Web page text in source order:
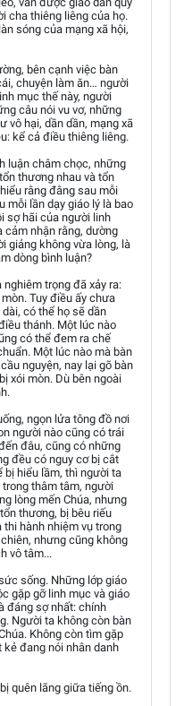
cha thiêng liêng của họ.
sóng của mạng xã hội,
bên cạnh việc bàn
chuyện làm ăn… người
mục thế này, người
câu nói vu vơ, những
vô hại, dần dần, mạng xã
kể cả điều thiêng liêng.
luận châm chọc, những
thương nhau và tổn
rằng đằng sau mỗi
mỗi lần dạy giáo lý là bao
sợ hãi của người linh
cảm nhận rằng, dường
giảng không vừa lòng, là
dòng bình luận?
trọng đã xảy ra:
Tuy điều ấy chưa
có thể họ sẽ dần
thánh. Một lúc nào
có thể đem ra chế
Một lúc nào mà bàn
nguyện, nay lại gõ bàn
xói mòn. Dù bên ngoài
ngọn lửa tông đồ nơi
người nào cũng có trái
đâu, cũng có những
đều có nguy cơ bị cắt
bị hiểu lầm, thì người ta
thâm tâm, người
lòng mến Chúa, nhưng
thương, bị bêu riếu
thi hành nhiệm vụ trong
nhưng cũng không
vô tâm...
sống. Những lớp giáo
gặp gỡ linh mục và giáo
đáng sợ nhất: chính
Người ta không còn bàn
Không còn tìm gặp
kẻ đang nói nhân danh
quên lãng giữa tiếng ồn.